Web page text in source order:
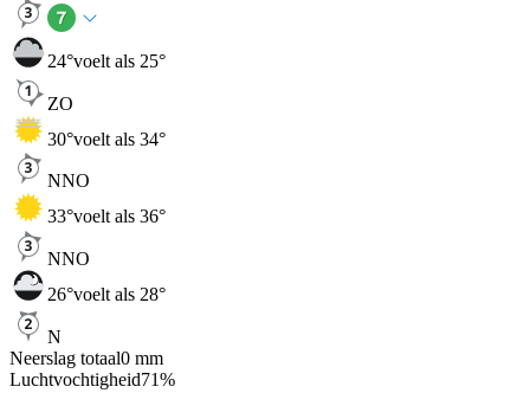
24°voelt als 25°
ZO
30°voelt als 34°
NNO
33°voelt als 36°
NNO
26°voelt als 28°
N
Neerslag totaal0 mm
Luchtvochtigheid71%